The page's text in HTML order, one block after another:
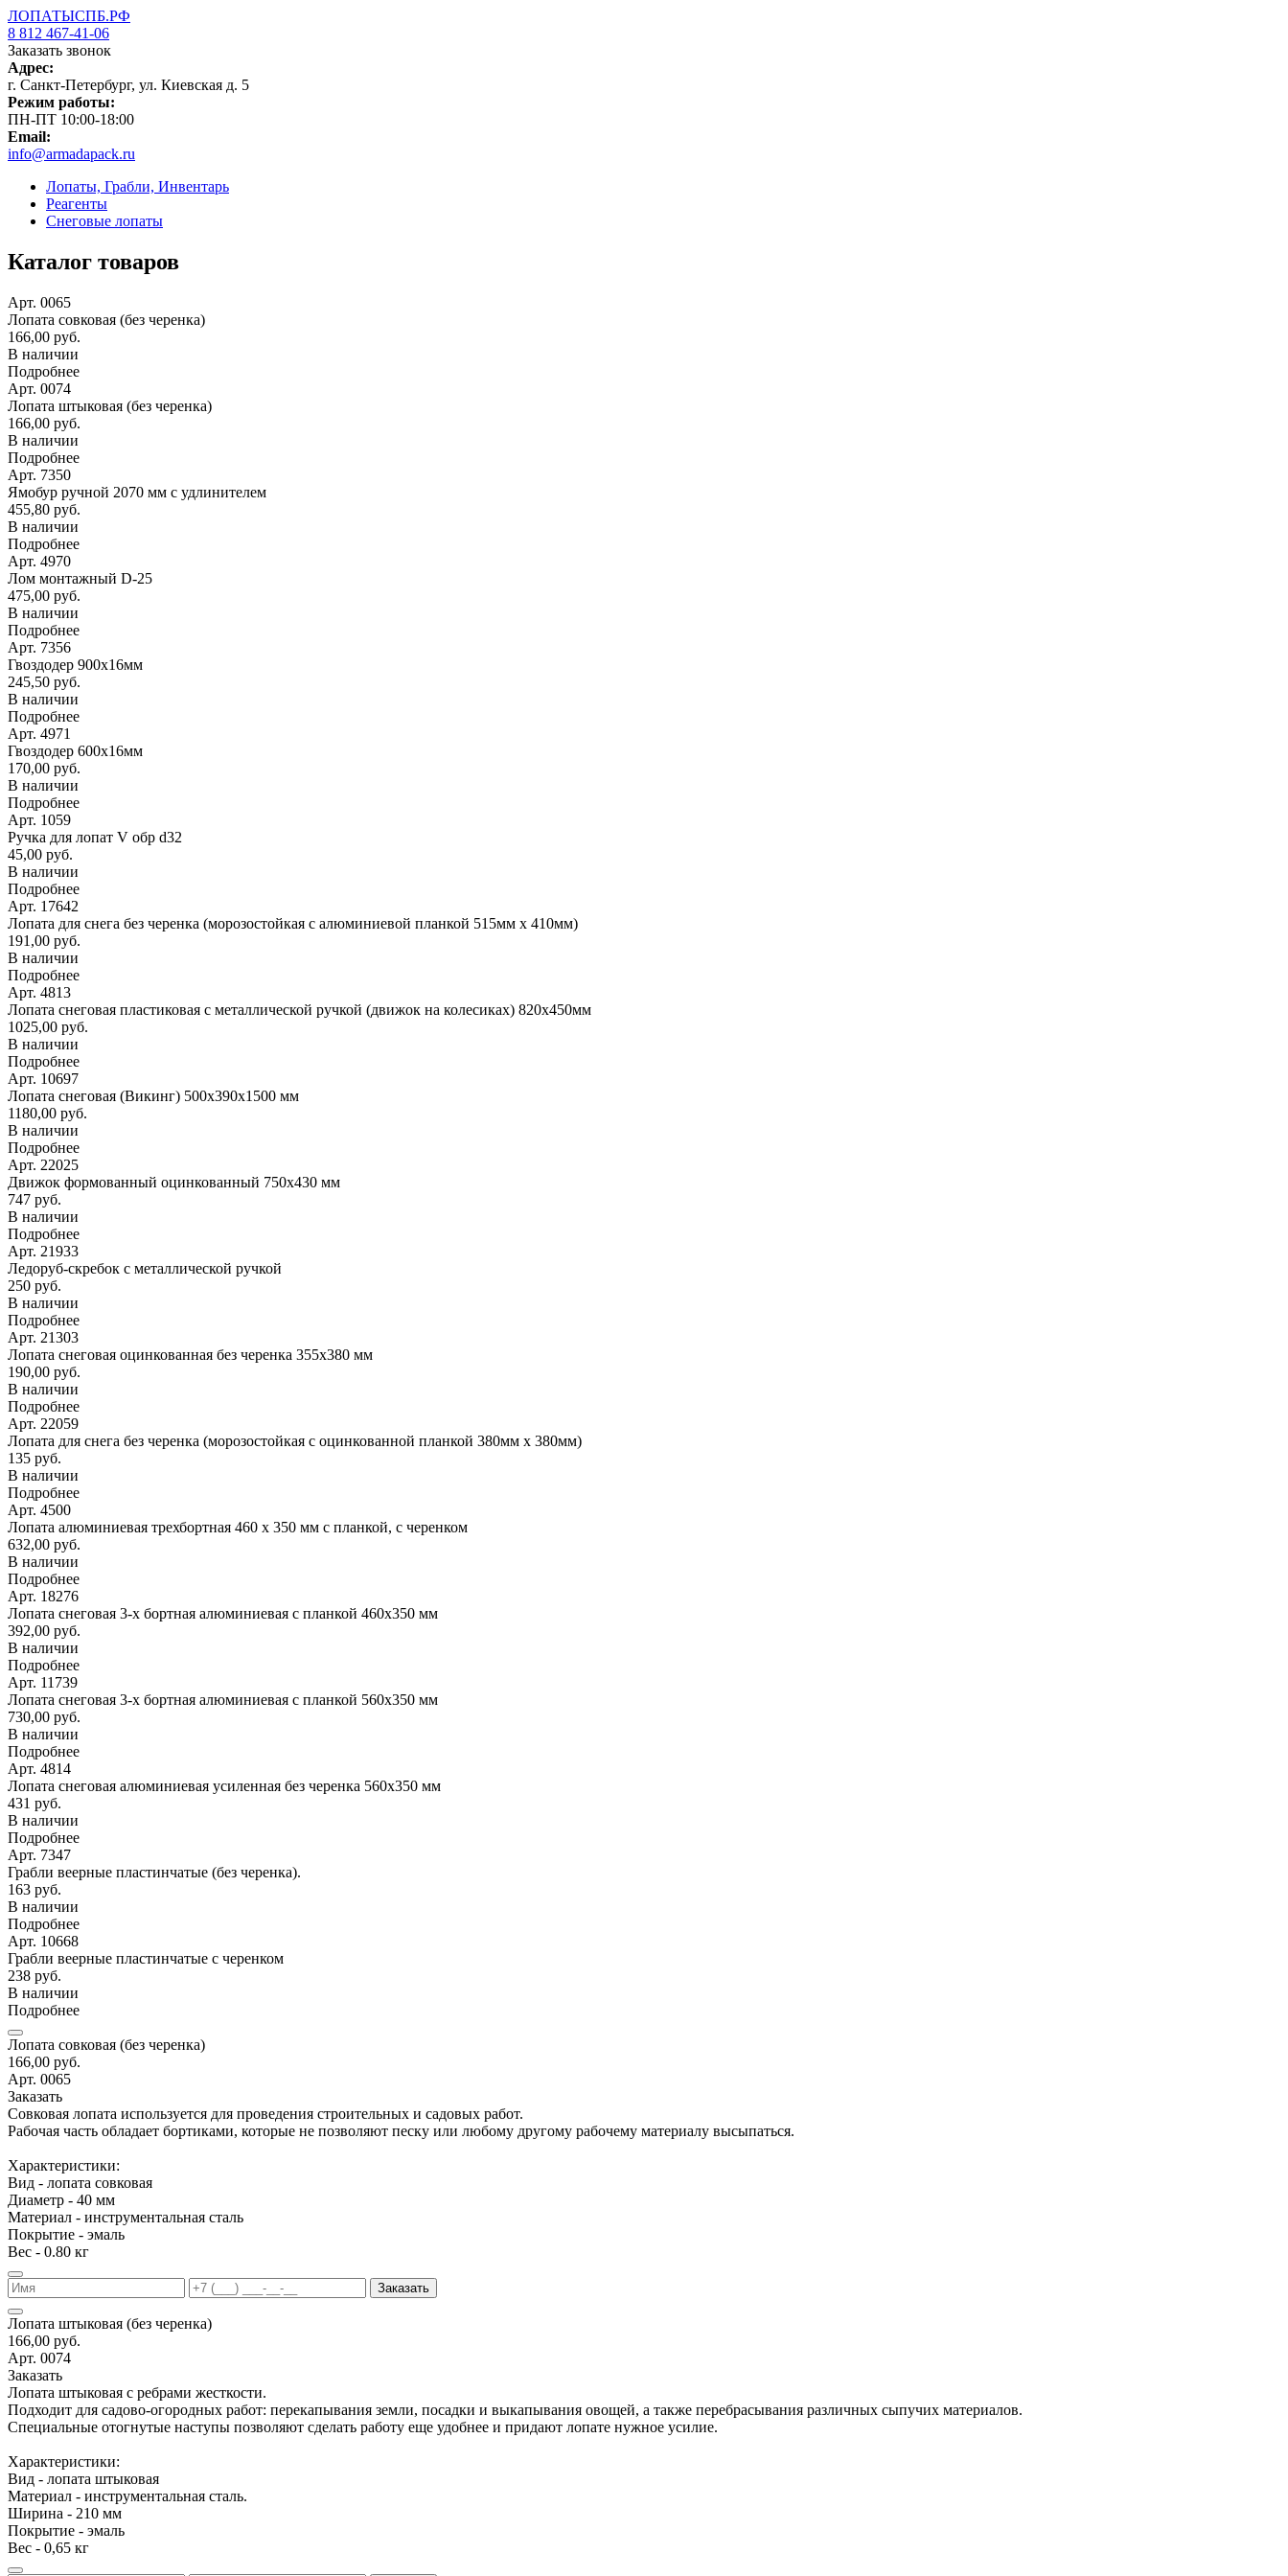
ЛОПАТЫСПБ.РФ
8 812 467-41-06
Заказать звонок
Адрес:
г. Санкт-Петербург, ул. Киевская д. 5
Режим работы:
ПН-ПТ 10:00-18:00
Email:
info@armadapack.ru
Лопаты, Грабли, Инвентарь
Реагенты
Снеговые лопаты
Каталог товаров
Арт. 0065
Лопата совковая (без черенка)
166,00 руб.
В наличии
Подробнее
Арт. 0074
Лопата штыковая (без черенка)
166,00 руб.
В наличии
Подробнее
Арт. 7350
Ямобур ручной 2070 мм с удлинителем
455,80 руб.
В наличии
Подробнее
Арт. 4970
Лом монтажный D-25
475,00 руб.
В наличии
Подробнее
Арт. 7356
Гвоздодер 900х16мм
245,50 руб.
В наличии
Подробнее
Арт. 4971
Гвоздодер 600х16мм
170,00 руб.
В наличии
Подробнее
Арт. 1059
Ручка для лопат V обр d32
45,00 руб.
В наличии
Подробнее
Арт. 17642
Лопата для снега без черенка (морозостойкая с алюминиевой планкой 515мм х 410мм)
191,00 руб.
В наличии
Подробнее
Арт. 4813
Лопата снеговая пластиковая с металлической ручкой (движок на колесиках) 820х450мм
1025,00 руб.
В наличии
Подробнее
Арт. 10697
Лопата снеговая (Викинг) 500х390х1500 мм
1180,00 руб.
В наличии
Подробнее
Арт. 22025
Движок формованный оцинкованный 750х430 мм
747 руб.
В наличии
Подробнее
Арт. 21933
Ледоруб-скребок с металлической ручкой
250 руб.
В наличии
Подробнее
Арт. 21303
Лопата снеговая оцинкованная без черенка 355х380 мм
190,00 руб.
В наличии
Подробнее
Арт. 22059
Лопата для снега без черенка (морозостойкая с оцинкованной планкой 380мм х 380мм)
135 руб.
В наличии
Подробнее
Арт. 4500
Лопата алюминиевая трехбортная 460 х 350 мм с планкой, с черенком
632,00 руб.
В наличии
Подробнее
Арт. 18276
Лопата снеговая 3-х бортная алюминиевая с планкой 460х350 мм
392,00 руб.
В наличии
Подробнее
Арт. 11739
Лопата снеговая 3-х бортная алюминиевая с планкой 560х350 мм
730,00 руб.
В наличии
Подробнее
Арт. 4814
Лопата снеговая алюминиевая усиленная без черенка 560х350 мм
431 руб.
В наличии
Подробнее
Арт. 7347
Грабли веерные пластинчатые (без черенка).
163 руб.
В наличии
Подробнее
Арт. 10668
Грабли веерные пластинчатые с черенком
238 руб.
В наличии
Подробнее
Лопата совковая (без черенка)
166,00 руб.
Арт. 0065
Заказать
Совковая лопата используется для проведения строительных и садовых работ.
Рабочая часть обладает бортиками, которые не позволяют песку или любому другому рабочему материалу высыпаться.
Характеристики:
Вид - лопата совковая
Диаметр - 40 мм
Материал - инструментальная сталь
Покрытие - эмаль
Вес - 0.80 кг
Заказать
Лопата штыковая (без черенка)
166,00 руб.
Арт. 0074
Заказать
Лопата штыковая с ребрами жесткости.
Подходит для садово-огородных работ: перекапывания земли, посадки и выкапывания овощей, а также перебрасывания различных сыпучих материалов.
Специальные отогнутые наступы позволяют сделать работу еще удобнее и придают лопате нужное усилие.
Характеристики:
Вид - лопата штыковая
Материал - инструментальная сталь.
Ширина - 210 мм
Покрытие - эмаль
Вес - 0,65 кг